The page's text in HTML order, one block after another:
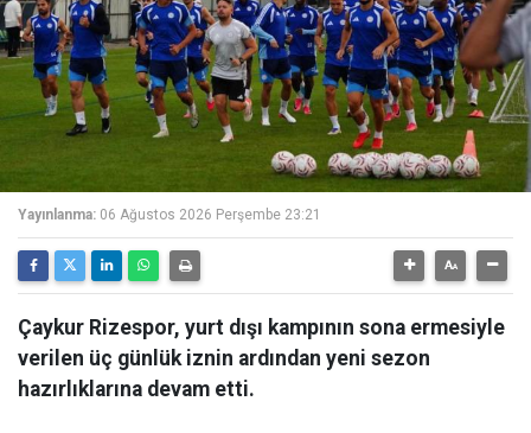
Yayınlanma: 06 Ağustos 2026 Perşembe 23:21
Çaykur Rizespor, yurt dışı kampının sona ermesiyle
verilen üç günlük iznin ardından yeni sezon
hazırlıklarına devam etti.